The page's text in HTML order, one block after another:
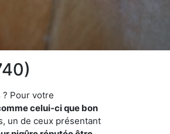
Pour votre
celui-ci que bon
un de ceux présentant